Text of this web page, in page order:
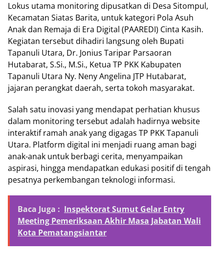
Lokus utama monitoring dipusatkan di Desa Sitompul,
Kecamatan Siatas Barita, untuk kategori Pola Asuh
Anak dan Remaja di Era Digital (PAAREDI) Cinta Kasih.
Kegiatan tersebut dihadiri langsung oleh Bupati
Tapanuli Utara, Dr. Jonius Taripar Parsaoran
Hutabarat, S.Si., M.Si., Ketua TP PKK Kabupaten
Tapanuli Utara Ny. Neny Angelina JTP Hutabarat,
jajaran perangkat daerah, serta tokoh masyarakat.
Salah satu inovasi yang mendapat perhatian khusus
dalam monitoring tersebut adalah hadirnya website
interaktif ramah anak yang digagas TP PKK Tapanuli
Utara. Platform digital ini menjadi ruang aman bagi
anak-anak untuk berbagi cerita, menyampaikan
aspirasi, hingga mendapatkan edukasi positif di tengah
pesatnya perkembangan teknologi informasi.
Baca Juga : Inspektorat Sumut Gelar Entry
Meeting Pemeriksaan Akhir Masa Jabatan Wali
Kota Pematangsiantar